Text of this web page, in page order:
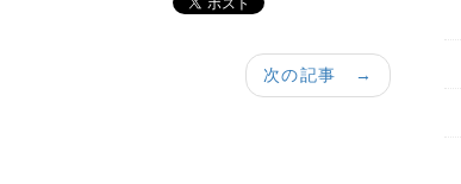
次の記事 →